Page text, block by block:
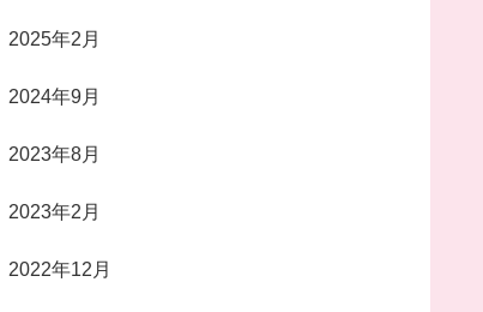
2025年2月
2024年9月
2023年8月
2023年2月
2022年12月